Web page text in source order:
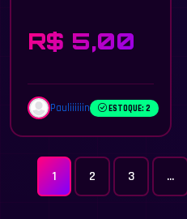
R$ 5,00
Pauliiiiiin ESTOQUE: 2
1 2 3 ...